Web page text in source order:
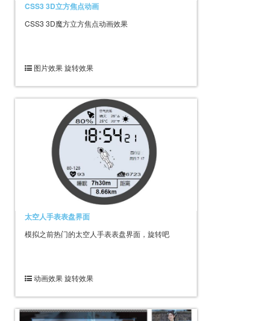
CSS3 3D立方焦点动画
CSS3 3D魔方立方焦点动画效果
图片效果 旋转效果
太空人手表表盘界面
模拟之前热门的太空人手表表盘界面，旋转吧
动画效果 旋转效果